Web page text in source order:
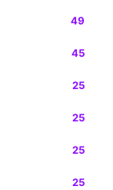
49
45
25
25
25
25